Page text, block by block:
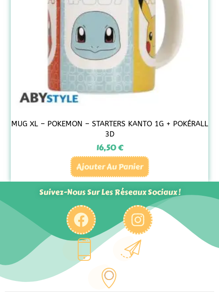
MUG XL – POKEMON – STARTERS KANTO 1G + POKÉRALL
3D
16,50€
Ajouter Au Panier
Suivez-Nous Sur Les Réseaux Sociaux !